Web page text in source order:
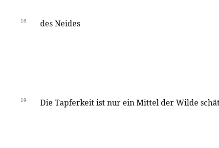
18 des Neides
19 Die Tapferkeit ist nur ein Mittel der Wilde